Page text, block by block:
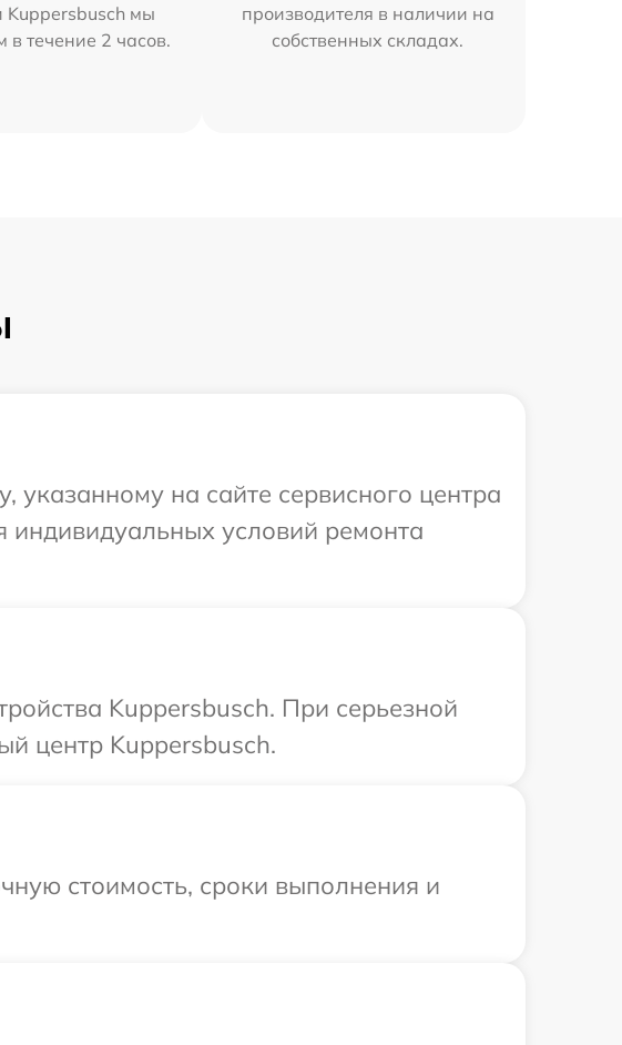
Kuppersbusch мы
в течение 2 часов.
производителя в наличии на
собственных складах.
на сайте сервисного центра
индивидуальных условий ремонта
Kuppersbusch. При серьезной
центр Kuppersbusch.
стоимость, сроки выполнения и